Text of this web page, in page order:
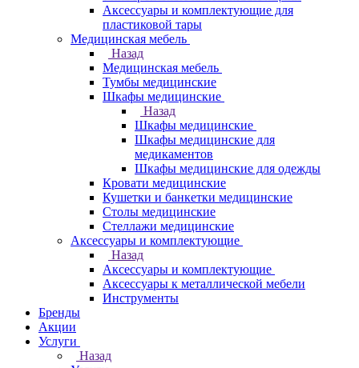
Аксессуары и комплектующие для
пластиковой тары
Медицинская мебель
Назад
Медицинская мебель
Тумбы медицинские
Шкафы медицинские
Назад
Шкафы медицинские
Шкафы медицинские для
медикаментов
Шкафы медицинские для одежды
Кровати медицинские
Кушетки и банкетки медицинские
Столы медицинские
Стеллажи медицинские
Аксессуары и комплектующие
Назад
Аксессуары и комплектующие
Аксессуары к металлической мебели
Инструменты
Бренды
Акции
Услуги
Назад